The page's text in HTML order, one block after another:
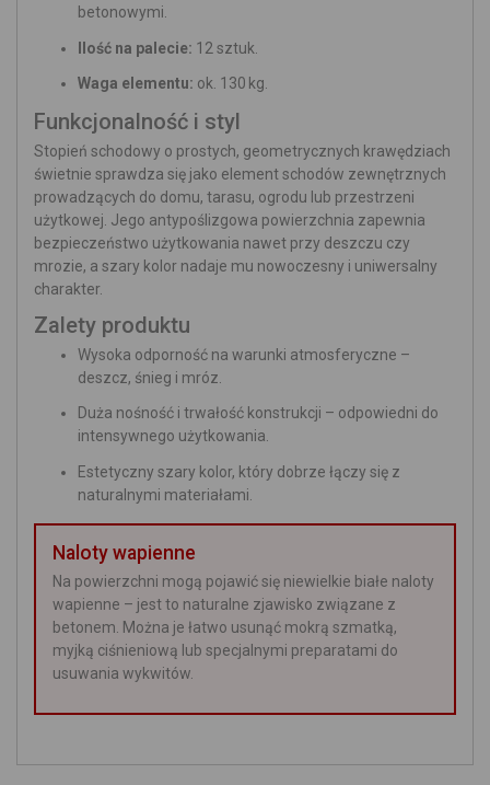
betonowymi.
Ilość na palecie: 12 sztuk.
Waga elementu: ok. 130 kg.
Funkcjonalność i styl
Stopień schodowy o prostych, geometrycznych krawędziach
świetnie sprawdza się jako element schodów zewnętrznych
prowadzących do domu, tarasu, ogrodu lub przestrzeni
użytkowej. Jego antypoślizgowa powierzchnia zapewnia
bezpieczeństwo użytkowania nawet przy deszczu czy
mrozie, a szary kolor nadaje mu nowoczesny i uniwersalny
charakter.
Zalety produktu
Wysoka odporność na warunki atmosferyczne –
deszcz, śnieg i mróz.
Duża nośność i trwałość konstrukcji – odpowiedni do
intensywnego użytkowania.
Estetyczny szary kolor, który dobrze łączy się z
naturalnymi materiałami.
Naloty wapienne
Na powierzchni mogą pojawić się niewielkie białe naloty
wapienne – jest to naturalne zjawisko związane z
betonem. Można je łatwo usunąć mokrą szmatką,
myjką ciśnieniową lub specjalnymi preparatami do
usuwania wykwitów.